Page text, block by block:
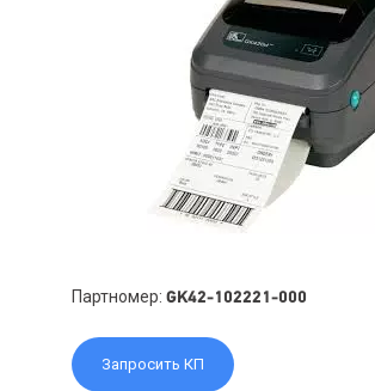
Партномер: GK42-102221-000
Запросить КП